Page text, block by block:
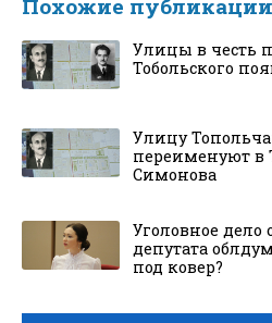
Похожие публикации
Улицы в честь
Тобольского
Улицу
переименуют в
Симонова
Уголовное дело
депутата
под ковер?